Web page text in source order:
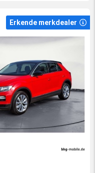
Erkende merkdealer